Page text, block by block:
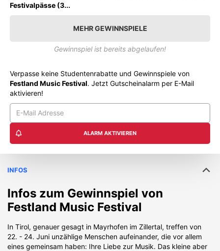
Festivalpässe (3...
MEHR GEWINNSPIELE
Gewinnspiel ist bereits abgelaufen!
Verpasse keine Studentenrabatte und Gewinnspiele von
Festland Music Festival. Jetzt Gutscheinalarm per E-Mail
aktivieren!
ALARM AKTIVIEREN
INFOS
Infos zum Gewinnspiel von
Festland Music Festival
In Tirol, genauer gesagt in Mayrhofen im Zillertal, treffen von
22. - 24. Juni unzählige Menschen aufeinander, die vor allem
eines gemeinsam haben: Ihre Liebe zur Musik. Das kleine aber